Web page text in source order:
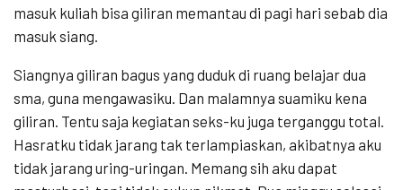
masuk kuliah bisa giliran memantau di pagi hari sebab dia
masuk siang.
Siangnya giliran bagus yang duduk di ruang belajar dua
sma, guna mengawasiku. Dan malamnya suamiku kena
giliran. Tentu saja kegiatan seks-ku juga terganggu total.
Hasratku tidak jarang tak terlampiaskan, akibatnya aku
tidak jarang uring-uringan. Memang sih aku dapat